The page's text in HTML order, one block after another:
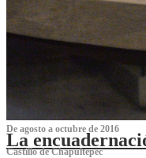
De agosto a octubre de 2016
La
Castillo de Chapultepec